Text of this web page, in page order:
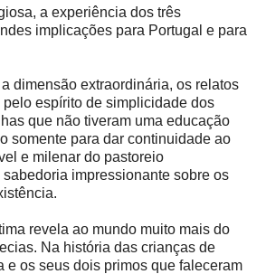
a experiência dos três
implicações para Portugal e para
dimensão extraordinária, os relatos
espírito de simplicidade dos
que não tiveram uma educação
somente para dar continuidade ao
e milenar do pastoreio
impressionante sobre os
revela ao mundo muito mais do
Na história das crianças de
e os seus dois primos que faleceram